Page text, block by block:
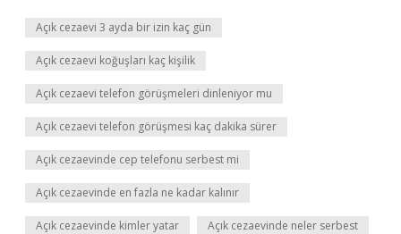
Açık cezaevi 3 ayda bir izin kaç gün
Açık cezaevi koğuşları kaç kişilik
Açık cezaevi telefon görüşmeleri dinleniyor mu
Açık cezaevi telefon görüşmesi kaç dakika sürer
Açık cezaevinde cep telefonu serbest mi
Açık cezaevinde en fazla ne kadar kalınır
Açık cezaevinde kimler yatar Açık cezaevinde neler serbest